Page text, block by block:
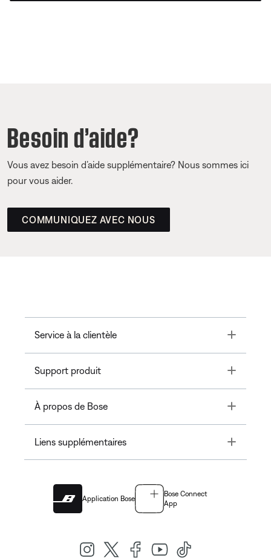
Besoin d’aide?
Vous avez besoin d’aide supplémentaire? Nous sommes ici
pour vous aider.
COMMUNIQUEZ AVEC NOUS
Service à la clientèle Toggle
Support produit Toggle
À propos de Bose Toggle
Liens supplémentaires Toggle
Application Bose
Bose Connect
App